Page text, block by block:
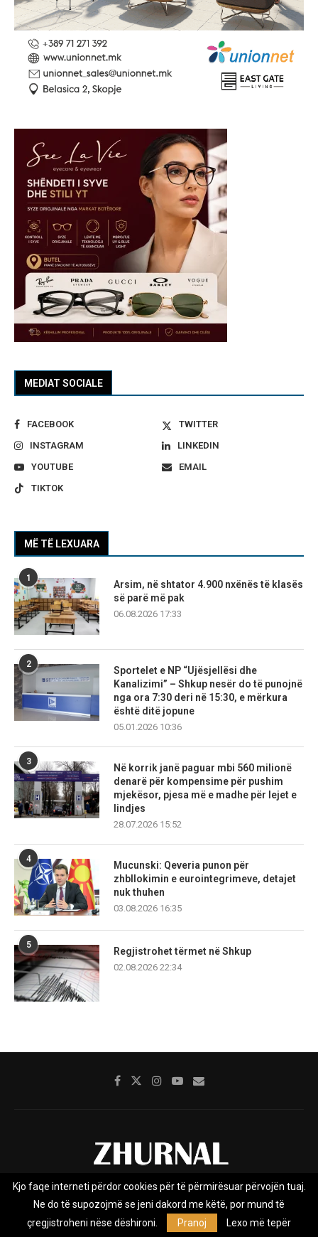
MEDIAT SOCIALE
FACEBOOK
TWITTER
INSTAGRAM
LINKEDIN
YOUTUBE
EMAIL
TIKTOK
MË TË LEXUARA
1
Arsim, në shtator 4.900 nxënës të klasës
së parë më pak
06.08.2026 17:33
2
Sportelet e NP “Ujësjellësi dhe
Kanalizimi” – Shkup nesër do të punojnë
nga ora 7:30 deri në 15:30, e mërkura
është ditë jopune
05.01.2026 10:36
3
Në korrik janë paguar mbi 560 milionë
denarë për kompensime për pushim
mjekësor, pjesa më e madhe për lejet e
lindjes
28.07.2026 15:52
4
Mucunski: Qeveria punon për
zhbllokimin e eurointegrimeve, detajet
nuk thuhen
03.08.2026 16:35
5
Regjistrohet tërmet në Shkup
02.08.2026 22:34
Rreth nesh Impresumi Marketing
Privacy Policy
Kjo faqe interneti përdor cookies për të përmirësuar përvojën tuaj.
Ne do të supozojmë se jeni dakord me këtë, por mund të
çregjistroheni nëse dëshironi.
Pranoj Lexo më tepër